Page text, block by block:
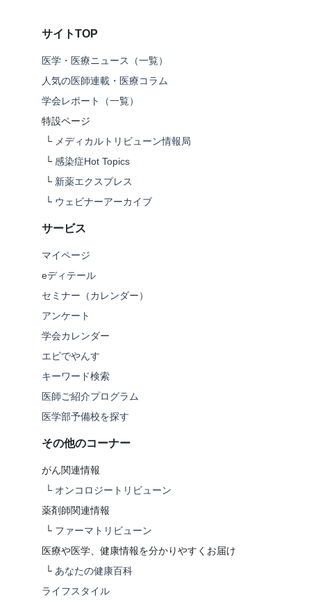
サイトTOP
医学・医療ニュース（一覧）
人気の医師連載・医療コラム
学会レポート（一覧）
特設ページ
└ メディカルトリビューン情報局
└ 感染症Hot Topics
└ 新薬エクスプレス
└ ウェビナーアーカイブ
サービス
マイページ
eディテール
セミナー（カレンダー）
アンケート
学会カレンダー
エビでやんす
キーワード検索
医師ご紹介プログラム
医学部予備校を探す
その他のコーナー
がん関連情報
└ オンコロジートリビューン
薬剤師関連情報
└ ファーマトリビューン
医療や医学、健康情報を分かりやすくお届け
└ あなたの健康百科
ライフスタイル